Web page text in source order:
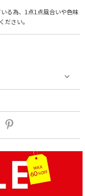
る為、1点1点風合いや色味
さい。